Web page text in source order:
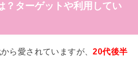
？ターゲットや利用してい
ら愛されていますが、20代後半